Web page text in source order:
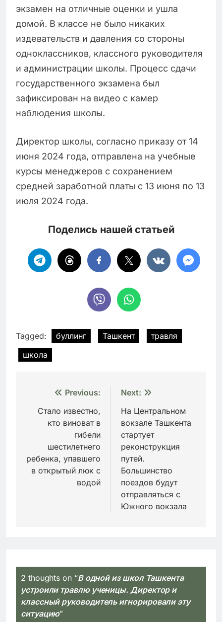
экзамен на отличные оценки и ушла
домой. В классе не было никаких
издевательств и давления со стороны
одноклассников, классного руководителя
и администрации школы. Процесс сдачи
государственного экзамена был
зафиксирован на видео с камер
наблюдения школы.
Директор школы, согласно приказу от 14
июня 2024 года, отправлена на учебные
курсы менеджеров с сохранением
средней заработной платы с 13 июня по 13
июля 2024 года.
Поделись нашей статьей
Tagged: буллинг Ташкент
травля
школа
Навигация
по
записям
Previous:
Стало известно,
кто виноват в
гибели
шестилетнего
ребенка, упавшего
в открытый люк с
водой
Next:
На Центральном
вокзале Ташкента
стартует
реконструкция
путей.
Большинство
поездов будут
отправляться с
Южного вокзала
2 thoughts on “В одной из школ Ташкента
устроили травлю ученицы. Директор и
классный руководитель игнорировали эту
ситуацию”